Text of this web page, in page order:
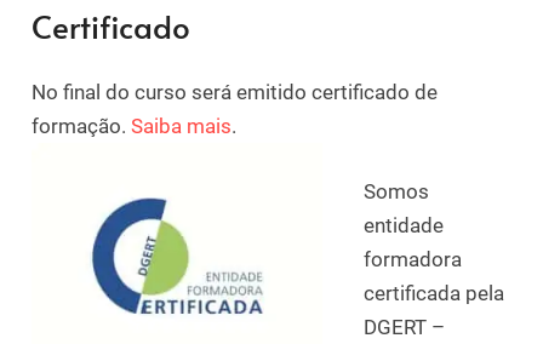
Certificado
No final do curso será emitido certificado de
formação. Saiba mais.
Somos
entidade
formadora
certificada pela
DGERT –